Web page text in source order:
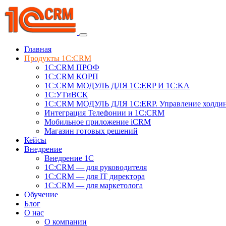
Главная
Продукты 1C:CRM
1С:CRM ПРОФ
1С:CRM КОРП
1С:CRM МОДУЛЬ ДЛЯ 1C:ERP И 1C:KA
1C:УТиВСК
1С:CRM МОДУЛЬ ДЛЯ 1C:ERP. Управление
Интеграция Телефонии и 1C:CRM
Мобильное приложение iCRM
Магазин готовых решений
Кейсы
Внедрение
Внедрение 1C
1С:CRM — для руководителя
1С:CRM — для IT директора
1С:CRM — для маркетолога
Обучение
Блог
О нас
О компании